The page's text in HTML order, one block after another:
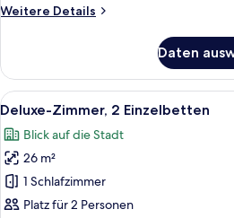
Weitere Details
Weitere
Zimmer,
1 King-
Bett
Daten
Alle
Fotos
für
Deluxe-
Zimmer,
2 Einzelbetten
Ein
5
Deluxe-Zimmer, 2 Einzelbetten
Blick auf die Stadt
26 m²
1 Schlafzimmer
Platz für 2 Personen